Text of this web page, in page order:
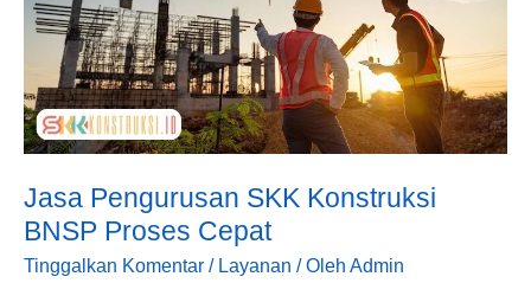
Jasa Pengurusan SKK Konstruksi
BNSP Proses Cepat
Tinggalkan Komentar / Layanan / Oleh Admin
Proses
Cepat